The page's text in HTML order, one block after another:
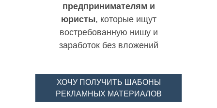
предпринимателям и
юристы, которые ищут
востребованную нишу и
заработок без вложений
ХОЧУ ПОЛУЧИТЬ ШАБОНЫ
РЕКЛАМНЫХ МАТЕРИАЛОВ